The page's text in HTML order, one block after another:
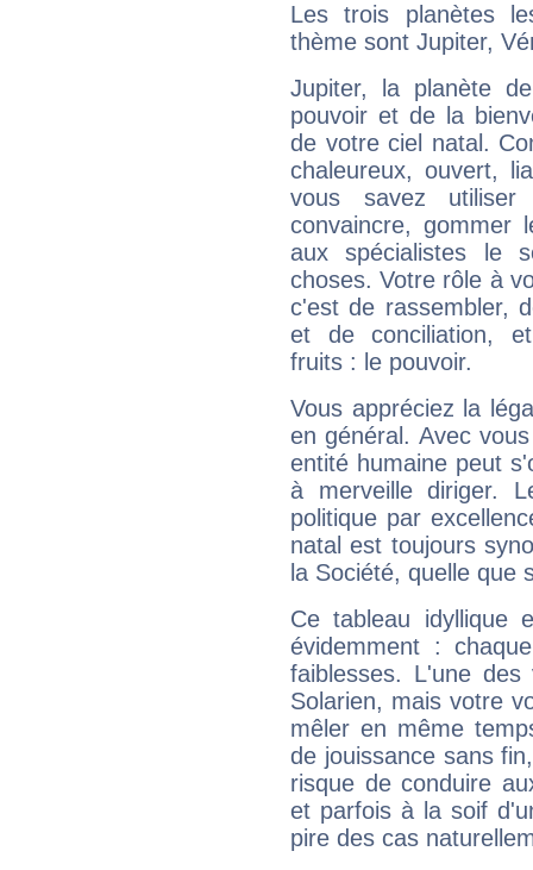
Les trois planètes
thème sont Jupiter,
Jupiter, la planète
pouvoir et de la
de votre ciel natal.
chaleureux, ouvert,
vous savez
convaincre, gommer
aux spécialistes le
choses. Votre rôle à
c'est de rassembler,
et de conciliation,
fruits : le pouvoir.
Vous appréciez la
en général. Avec
entité humaine peut
à merveille diriger.
politique par
natal est toujours
la Société, quelle que
Ce tableau idyllique
évidemment :
faiblesses. L'une
Solarien, mais votre
mêler en même
de jouissance sans
risque de conduire
et parfois à la soif
pire des cas